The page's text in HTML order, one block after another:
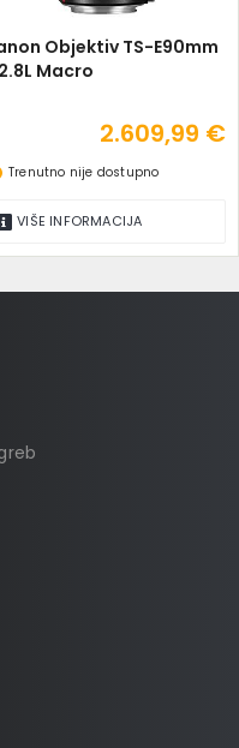
Objektiv TS-E90mm
Macro
2.609,99 €
Trenutno nije dostupno
VIŠE INFORMACIJA